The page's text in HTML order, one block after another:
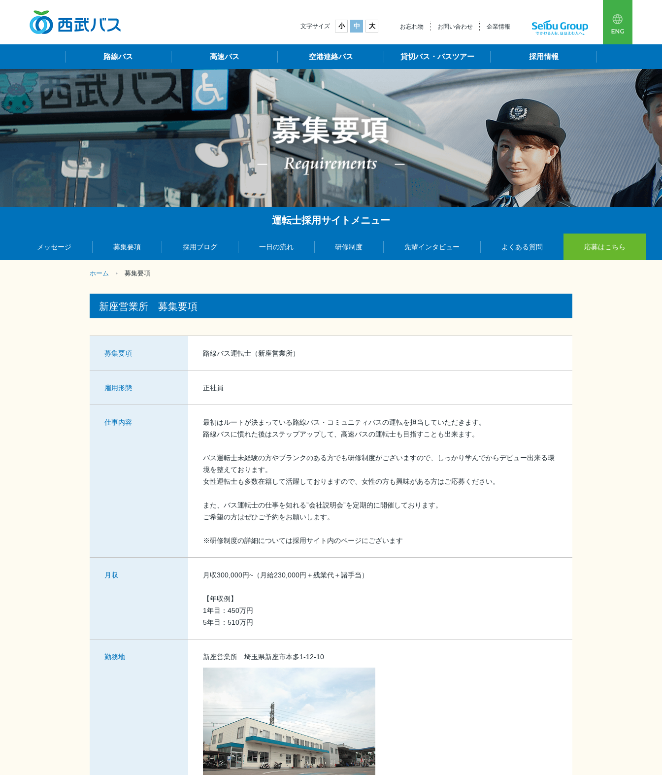
文字サイズ 小 中 大 お忘れ物 お問い合わせ 企業情報
路線バス 高速バス 空港連絡バス 貸切バス・バスツアー 採用情報
運転士採用サイトメニュー
メッセージ 募集要項 採用ブログ 一日の流れ 研修制度 先輩インタビュー よくある質問 応募はこちら
ホーム 募集要項
新座営業所 募集要項
募集要項 路線バス運転士（新座営業所）
雇用形態 正社員
仕事内容
最初はルートが決まっている路線バス・コミュニティバスの運転を担当していただきます。
路線バスに慣れた後はステップアップして、高速バスの運転士も目指すことも出来ます。
バス運転士未経験の方やブランクのある方でも研修制度がございますので、しっかり学んでからデビュー出来る環
境を整えております。
女性運転士も多数在籍して活躍しておりますので、女性の方も興味がある方はご応募ください。
また、バス運転士の仕事を知れる”会社説明会”を定期的に開催しております。
ご希望の方はぜひご予約をお願いします。
※研修制度の詳細については採用サイト内のページにございます
月収 月収300,000円~（月給230,000円＋残業代＋諸手当）
【年収例】
1年目：450万円
5年目：510万円
勤務地 新座営業所 埼玉県新座市本多1-12-10